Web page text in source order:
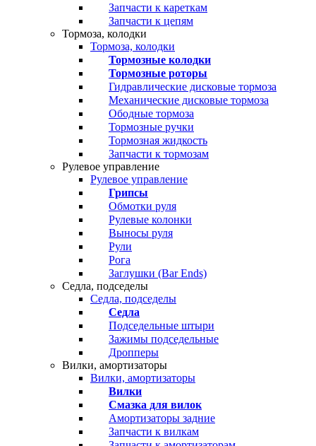
Запчасти к кареткам
Запчасти к цепям
Тормоза, колодки
Тормоза, колодки
Тормозные колодки
Тормозные роторы
Гидравлические дисковые тормоза
Механические дисковые тормоза
Ободные тормоза
Тормозные ручки
Тормозная жидкость
Запчасти к тормозам
Рулевое управление
Рулевое управление
Грипсы
Обмотки руля
Рулевые колонки
Выносы руля
Рули
Рога
Заглушки (Bar Ends)
Седла, подседелы
Седла, подседелы
Седла
Подседельные штыри
Зажимы подседельные
Дропперы
Вилки, амортизаторы
Вилки, амортизаторы
Вилки
Смазка для вилок
Амортизаторы задние
Запчасти к вилкам